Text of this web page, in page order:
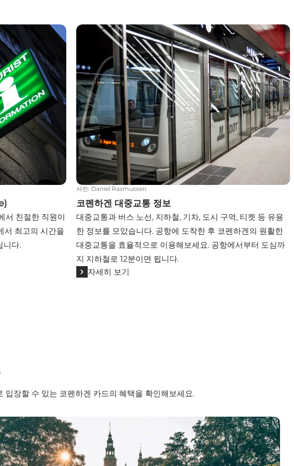
서 친절한 직원이
서 최고의 시간을
니다.
코펜하겐 대중교통 정보
사진: Daniel Rasmussen
코펜하겐 대중교통 정보
대중교통과 버스 노선, 지하철, 기차, 도시 구역, 티켓 등 유용
한 정보를 모았습니다. 공항에 도착한 후 코펜하겐의 원활한
대중교통을 효율적으로 이용해보세요. 공항에서부터 도심까
지 지하철로 12분이면 됩니다.
자세히 보기
장할 수 있는 코펜하겐 카드의 혜택을 확인해보세요.